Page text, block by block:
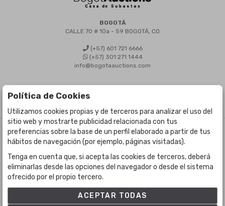
BOGOTÁ
CALLE 70 # 10a - 59 BOGOTÁ, CO
(+57) 601 721 6666
(+57) 301 271 1444
info@bogotaauctions.com
©Bogota Auctions- Todos los derechos reservados
Desarrollado por Labelgrup Networks.
Política de Cookies
Utilizamos cookies propias y de terceros para analizar el uso del
sitio web y mostrarte publicidad relacionada con tus
preferencias sobre la base de un perfil elaborado a partir de tus
hábitos de navegación (por ejemplo, páginas visitadas).
Tenga en cuenta que, si acepta las cookies de terceros, deberá
eliminarlas desde las opciones del navegador o desde el sistema
ofrecido por el propio tercero.
ACEPTAR TODAS